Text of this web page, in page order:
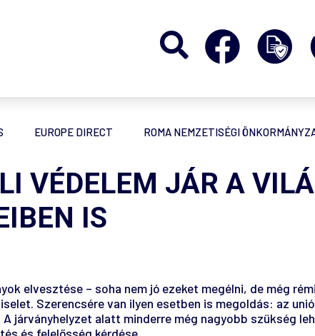
EUROPE DIRECT ROMA NEMZETISÉGI
VÉDELEM JÁR A
IS
elvesztése – soha nem jó ezeket megélni, de még
Szerencsére van ilyen esetben is megoldás: az
járványhelyzet alatt minderre még nagyobb szükség